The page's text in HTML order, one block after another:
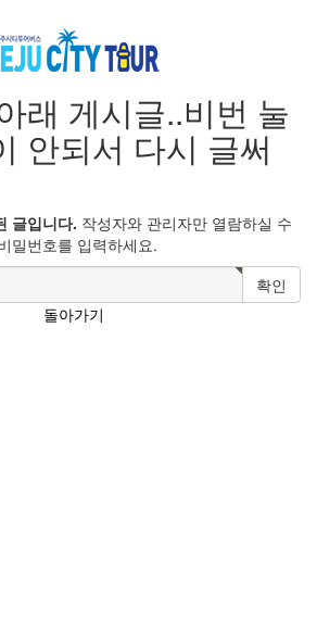
래 게시글..비번 눌
안되서 다시 글써
글입니다. 작성자와 관리자만 열람하실 수
밀번호를 입력하세요.
확인
돌아가기